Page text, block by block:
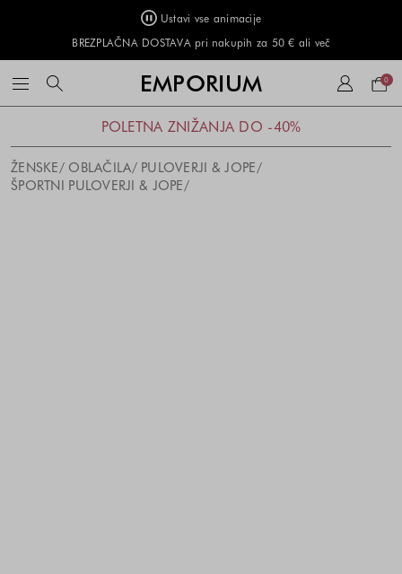
Ustavi vse animacije
BREZPLAČNA DOSTAVA pri nakupih za 50 € ali več
EMPORIUM 0
POLETNA ZNIŽANJA DO -40%
ŽENSKE OBLAČILA PULOVERJI & JOPE
ŠPORTNI PULOVERJI & JOPE